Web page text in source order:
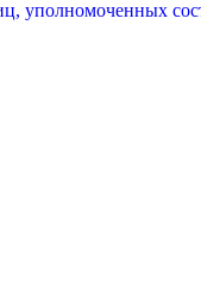
уполномоченных